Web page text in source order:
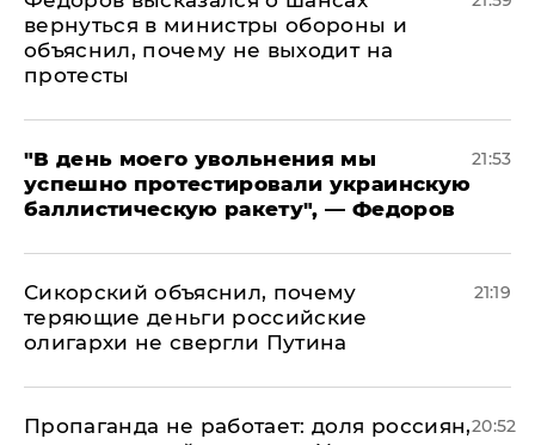
вернуться в министры обороны и
объяснил, почему не выходит на
протесты
​"В день моего увольнения мы
успешно протестировали украинскую
баллистическую ракету", — Федоров
21:53
Сикорский объяснил, почему
теряющие деньги российские
олигархи не свергли Путина
21:19
​Пропаганда не работает: доля россиян,20:52